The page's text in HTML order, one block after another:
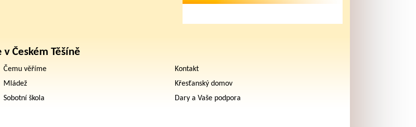
Českém Těšíně
Čemu věříme
Kontakt
Mládež
Křesťanský domov
Sobotní škola Dary a Vaše podpora